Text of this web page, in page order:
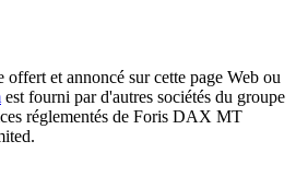
et annoncé sur cette page Web ou
est fourni par d'autres sociétés du groupe
réglementés de Foris DAX MT